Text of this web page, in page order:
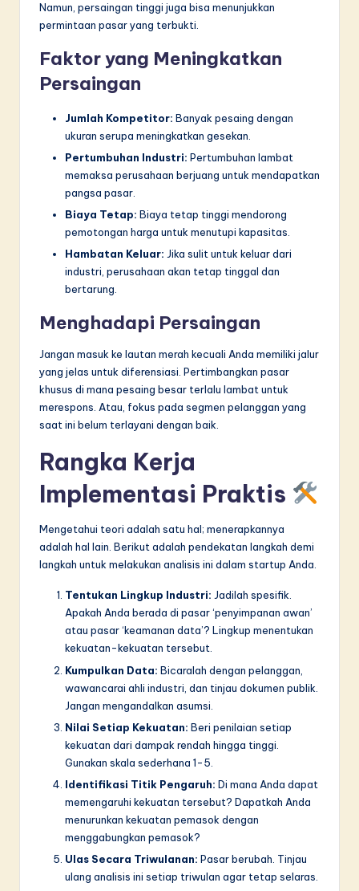
Namun, persaingan tinggi juga bisa menunjukkan
permintaan pasar yang terbukti.
Faktor yang Meningkatkan
Persaingan
Jumlah Kompetitor: Banyak pesaing dengan
ukuran serupa meningkatkan gesekan.
Pertumbuhan Industri: Pertumbuhan lambat
memaksa perusahaan berjuang untuk mendapatkan
pangsa pasar.
Biaya Tetap: Biaya tetap tinggi mendorong
pemotongan harga untuk menutupi kapasitas.
Hambatan Keluar: Jika sulit untuk keluar dari
industri, perusahaan akan tetap tinggal dan
bertarung.
Menghadapi Persaingan
Jangan masuk ke lautan merah kecuali Anda memiliki jalur
yang jelas untuk diferensiasi. Pertimbangkan pasar
khusus di mana pesaing besar terlalu lambat untuk
merespons. Atau, fokus pada segmen pelanggan yang
saat ini belum terlayani dengan baik.
Rangka Kerja
Implementasi Praktis
Mengetahui teori adalah satu hal; menerapkannya
adalah hal lain. Berikut adalah pendekatan langkah demi
langkah untuk melakukan analisis ini dalam startup Anda.
Tentukan Lingkup Industri: Jadilah spesifik.
Apakah Anda berada di pasar ‘penyimpanan awan’
atau pasar ‘keamanan data’? Lingkup menentukan
kekuatan-kekuatan tersebut.
Kumpulkan Data: Bicaralah dengan pelanggan,
wawancarai ahli industri, dan tinjau dokumen publik.
Jangan mengandalkan asumsi.
Nilai Setiap Kekuatan: Beri penilaian setiap
kekuatan dari dampak rendah hingga tinggi.
Gunakan skala sederhana 1-5.
Identifikasi Titik Pengaruh: Di mana Anda dapat
memengaruhi kekuatan tersebut? Dapatkah Anda
menurunkan kekuatan pemasok dengan
menggabungkan pemasok?
Ulas Secara Triwulanan: Pasar berubah. Tinjau
ulang analisis ini setiap triwulan agar tetap selaras.